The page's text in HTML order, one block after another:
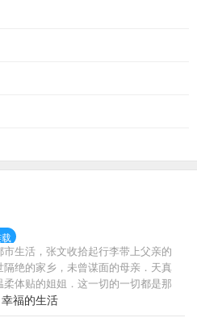
生活，张文收拾起行李带上父亲的
绝的家乡，未曾谋面的母亲．天真
体贴的姐姐．这一切的一切都是那
但习惯了都市生活的他在这能习惯这
而息．听着海潮的寂寞生活吗？当
福的生活